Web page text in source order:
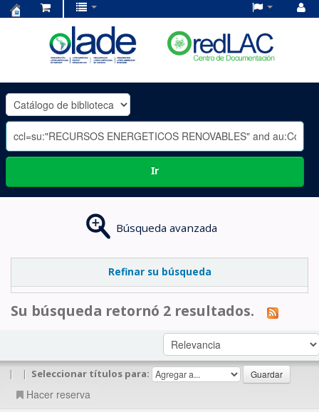
OLADE
-
Ir
Búsqueda avanzada
Refinar su búsqueda
Su búsqueda retornó 2 resultados.
| | Seleccionar títulos para:
Hacer reserva